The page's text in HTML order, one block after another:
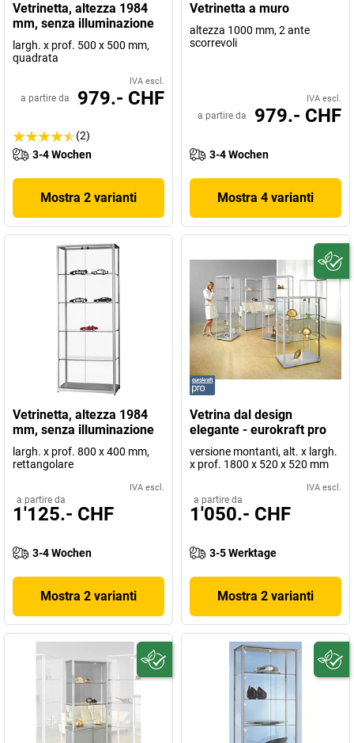
Vetrinetta, altezza 1984
mm, senza illuminazione
largh. x prof. 500 x 500 mm,
quadrata
IVA escl.
a partire da 979.- CHF
(2)
3-4 Wochen
Mostra 2 varianti
Vetrinetta a muro
altezza 1000 mm, 2 ante
scorrevoli
IVA escl.
a partire da 979.- CHF
3-4 Wochen
Mostra 4 varianti
Vetrinetta, altezza 1984
mm, senza illuminazione
largh. x prof. 800 x 400 mm,
rettangolare
IVA escl.
a partire da
1'125.- CHF
3-4 Wochen
Mostra 2 varianti
Vetrina dal design
elegante - eurokraft pro
versione montanti, alt. x largh.
x prof. 1800 x 520 x 520 mm
IVA escl.
a partire da
1'050.- CHF
3-5 Werktage
Mostra 2 varianti